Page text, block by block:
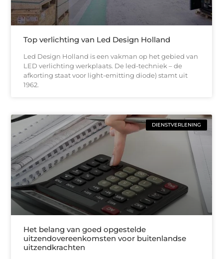
Top verlichting van Led Design Holland
Led Design Holland is een vakman op het gebied van
LED verlichting werkplaats. De led-techniek – de
afkorting staat voor light-emitting diode) stamt uit
1962.
DIENSTVERLENING
Het belang van goed opgestelde
uitzendovereenkomsten voor buitenlandse
uitzendkrachten